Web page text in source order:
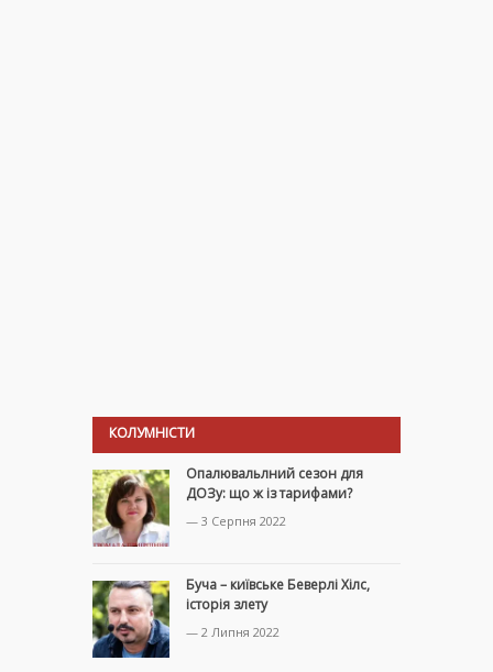
КОЛУМНІСТИ
Опалювальлний сезон для
ДОЗу: що ж із тарифами?
— 3 Серпня 2022
Буча – київське Беверлі Хілс,
історія злету
— 2 Липня 2022